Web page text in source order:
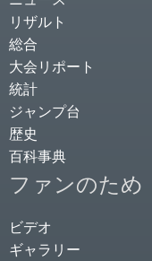
リザルト
総合
大会リポート
統計
ジャンプ台
歴史
百科事典
ファンのため
ビデオ
ギャラリー